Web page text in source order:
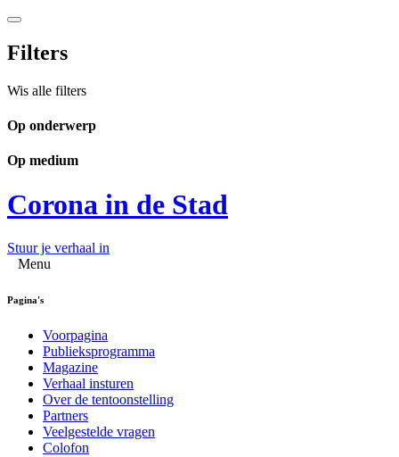
Filters
Wis alle filters
Op onderwerp
Op medium
Corona in de Stad
Stuur je verhaal in
Menu
Pagina's
Voorpagina
Publieksprogramma
Magazine
Verhaal insturen
Over de tentoonstelling
Partners
Veelgestelde vragen
Colofon